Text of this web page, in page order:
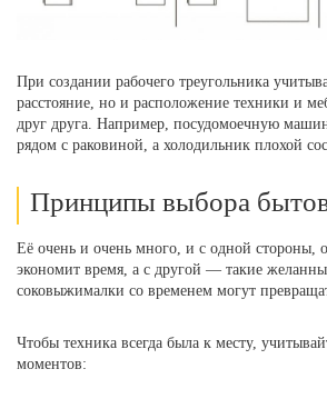
При создании рабочего треугольника
расстояние, но и расположение техники и
друг друга. Например, посудомоечную
рядом с раковиной, а холодильник плохой
Принципы выбора
Её очень и очень много, и с одной стороны,
экономит время, а с другой — такие
соковыжималки со временем могут
Чтобы техника всегда была к месту,
моментов: